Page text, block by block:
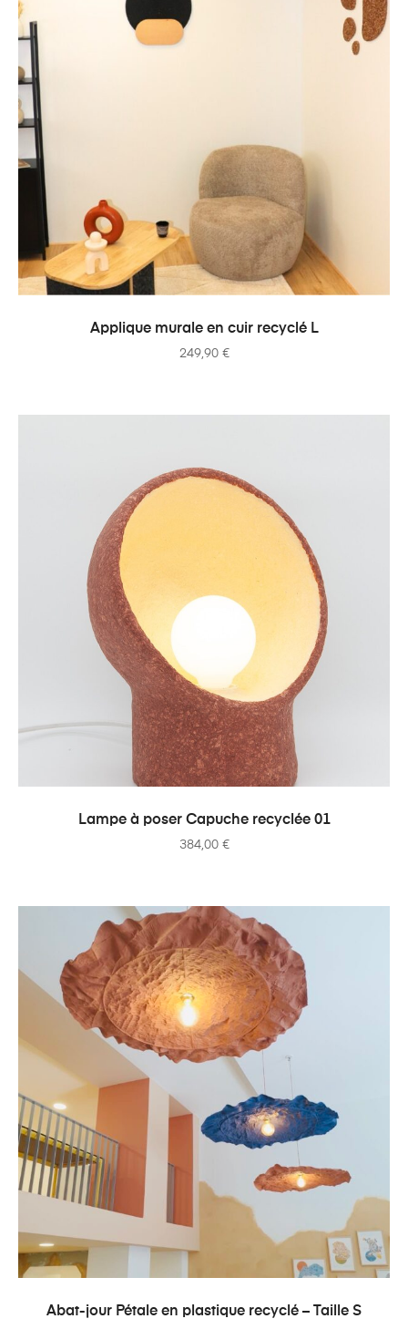
AJOUTER AU PANIER
Applique murale en cuir recyclé L
249,90 €
AJOUTER AU PANIER
Lampe à poser Capuche recyclée 01
384,00 €
AJOUTER AU PANIER
Abat-jour Pétale en plastique recyclé – Taille S